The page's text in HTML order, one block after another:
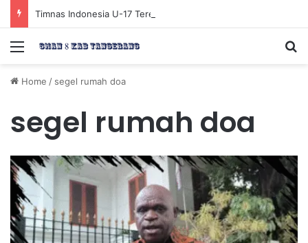
Menu
Home / segel rumah doa
segel rumah doa